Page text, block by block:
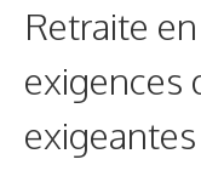
Retraite
exigences
exigeantes